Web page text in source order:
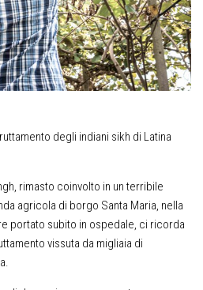
degli indiani sikh di Latina
rimasto coinvolto in un terribile
agricola di borgo Santa Maria, nella
portato subito in ospedale, ci ricorda
vissuta da migliaia di